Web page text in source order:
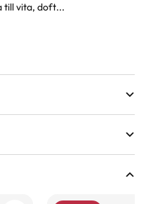
till vita, doft...
mäter leveranshöjd på växter